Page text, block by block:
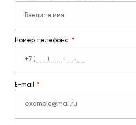
Номер телефона
E-mail